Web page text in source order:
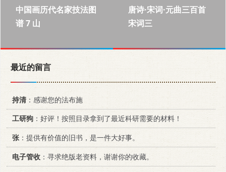
中国画历代名家技法图
谱 7 山
唐诗·宋词·元曲三百首
宋词三
最近的留言
持清：感谢您的法布施
工研狗 ：好评！按照目录拿到了最近科研需要的材料！
张：提供有价值的旧书，是一件大好事。
电子管收 ：寻求绝版老资料，谢谢你的收藏。